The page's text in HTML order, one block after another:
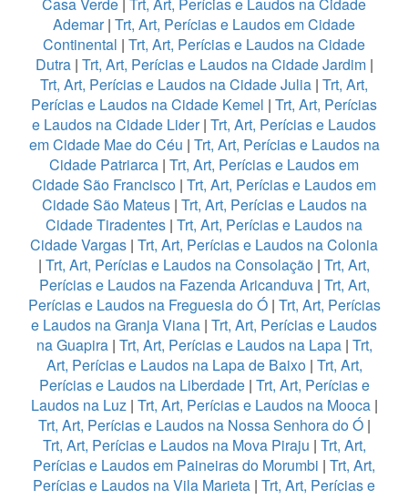
Casa Verde | Trt, Art, Perícias e Laudos na Cidade
Ademar| Trt, Art, Perícias e Laudos em Cidade
Continental | Trt, Art, Perícias e Laudos na Cidade
Dutra | Trt, Art, Perícias e Laudos na Cidade Jardim|
Trt, Art, Perícias e Laudos na Cidade Julia | Trt, Art,
Perícias e Laudos na Cidade Kemel | Trt, Art, Perícias
e Laudos na Cidade Lider| Trt, Art, Perícias e Laudos
em Cidade Mae do Céu | Trt, Art, Perícias e Laudos na
Cidade Patriarca | Trt, Art, Perícias e Laudos em
Cidade São Francisco | Trt, Art, Perícias e Laudos em
Cidade São Mateus| Trt, Art, Perícias e Laudos na
Cidade Tiradentes | Trt, Art, Perícias e Laudos na
Cidade Vargas | Trt, Art, Perícias e Laudos na Colonia
| Trt, Art, Perícias e Laudos na Consolação | Trt, Art,
Perícias e Laudos na Fazenda Aricanduva| Trt, Art,
Perícias e Laudos na Freguesia do Ó| Trt, Art, Perícias
e Laudos na Granja Viana | Trt, Art, Perícias e Laudos
na Guapira| Trt, Art, Perícias e Laudos na Lapa| Trt,
Art, Perícias e Laudos na Lapa de Baixo | Trt, Art,
Perícias e Laudos na Liberdade | Trt, Art, Perícias e
Laudos na Luz| Trt, Art, Perícias e Laudos na Mooca|
Trt, Art, Perícias e Laudos na Nossa Senhora do Ó|
Trt, Art, Perícias e Laudos na Mova Piraju | Trt, Art,
Perícias e Laudos em Paineiras do Morumbi | Trt, Art,
Perícias e Laudos na Vila Marieta | Trt, Art, Perícias e